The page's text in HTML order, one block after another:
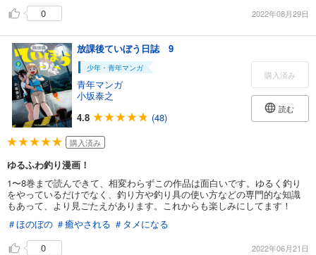
0
2022年08月29日
放課後ていぼう日誌 9
少年・青年マンガ
青年マンガ
小坂泰之
4.8
(48)
購入済み
読む
購入済み
ゆるふわ釣り漫画！
1〜8巻まで読んできて、相変わらずこの作品は面白いです。ゆるく釣り
をやっているだけでなく、釣り方や釣り具の使い方などの専門的な知識
もあって、より見ごたえがあります。これからも楽しみにしてます！
＃ほのぼの ＃癒やされる ＃タメになる
0
2022年06月21日